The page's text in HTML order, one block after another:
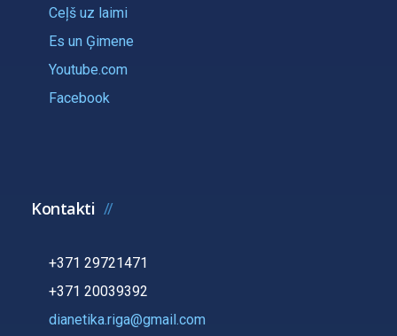
Ceļš uz laimi
Es un Ģimene
Youtube.com
Facebook
Kontakti
+371 29721471
+371 20039392
dianetika.riga@gmail.com